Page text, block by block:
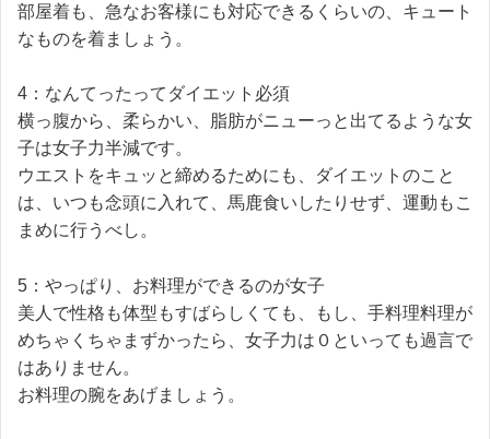
部屋着も、急なお客様にも対応できるくらいの、キュート
なものを着ましょう。
4：なんてったってダイエット必須
横っ腹から、柔らかい、脂肪がニューっと出てるような女
子は女子力半減です。
ウエストをキュッと締めるためにも、ダイエットのこと
は、いつも念頭に入れて、馬鹿食いしたりせず、運動もこ
まめに行うべし。
5：やっぱり、お料理ができるのが女子
美人で性格も体型もすばらしくても、もし、手料理料理が
めちゃくちゃまずかったら、女子力は０といっても過言で
はありません。
お料理の腕をあげましょう。